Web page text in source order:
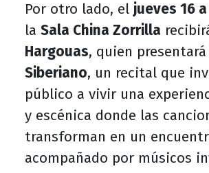
Por otro lado, el jueves 16
la Sala China Zorrilla
Hargouas, quien presentará
Siberiano, un recital que
público a vivir una
y escénica donde las
transforman en un
acompañado por músicos